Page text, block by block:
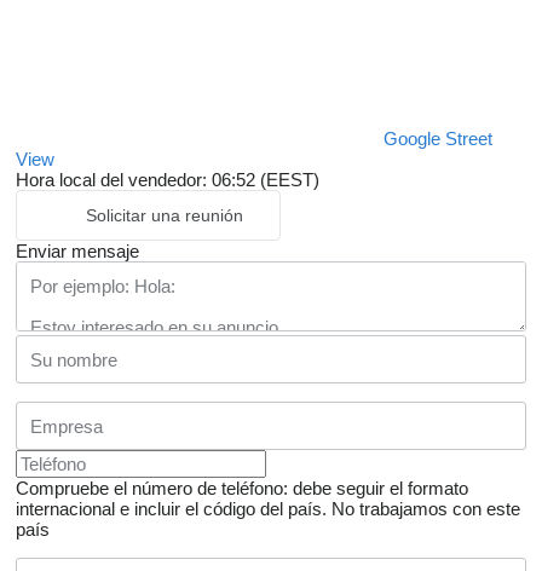
Google Street
View
Hora local del vendedor: 06:52 (EEST)
Solicitar una reunión
Enviar mensaje
Compruebe el número de teléfono: debe seguir el formato
internacional e incluir el código del país. No trabajamos con este
país